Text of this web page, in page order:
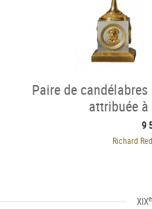
Paire de
attribuée
9
Richard
XIXe